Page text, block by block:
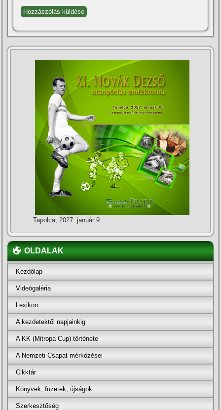
Tapolca, 2027. január 9.
OLDALAK
Kezdőlap
Videógaléria
Lexikon
A kezdetektől napjainkig
A KK (Mitropa Cup) története
A Nemzeti Csapat mérkőzései
Cikktár
Könyvek, füzetek, újságok
Szerkesztőség